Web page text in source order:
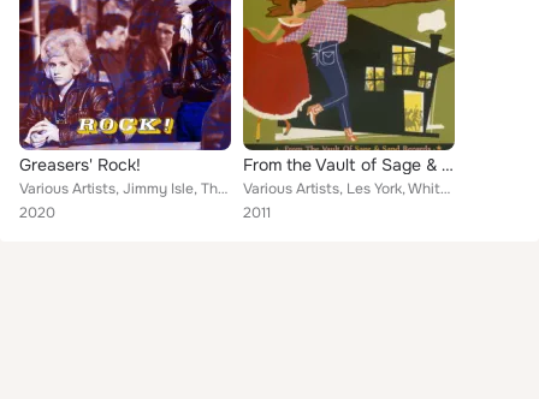
Greasers' Rock!
Various Artists, Jimmy Isle, The Dreamers, Johnny Rivers, Danny Harrison, Bob Davis & The Rhythm Jesters, Lew Williams, Jimmy St...
2020
From the Vault of Sage & Sand Records (Gonna Shake This Shack Tonight)
Various Artists, Les York, Whitey Pullen, Jenks Tex Carman, Eddie Dean, Georgia Crackers, O'Doye Dell, Okie Jones, Al Muniz, Bud...
2011